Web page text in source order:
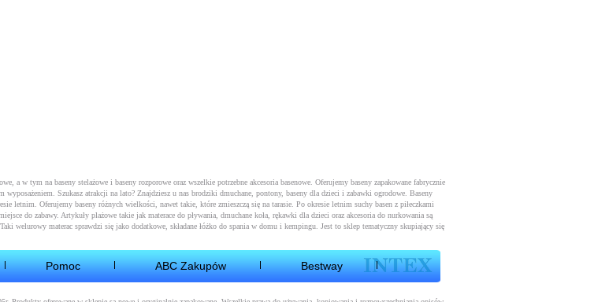
a w tym na baseny stelażowe i baseny rozporowe oraz wszelkie potrzebne akcesoria basenowe. Oferujemy baseny zapakowane fabrycznie
Szukasz atrakcji na lato? Znajdziesz u nas brodziki dmuchane, pontony, baseny dla dzieci i zabawki ogrodowe. Baseny
letnim. Oferujemy baseny różnych wielkości, nawet takie, które zmieszczą się na tarasie. Po okresie letnim suchy basen z piłeczkami
do zabawy. Artykuły plażowe takie jak materace do pływania , dmuchane koła, rękawki dla dzieci oraz akcesoria do nurkowania są
Taki welurowy materac sprawdzi się jako dodatkowe, składane łóżko do spania w domu i kempingu. Jest to sklep tematyczny skupiający się
Pomoc ABC Zakupów Bestway